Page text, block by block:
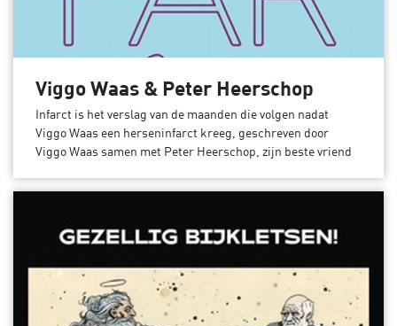
Viggo Waas & Peter Heerschop
Infarct is het verslag van de maanden die volgen nadat
Viggo Waas een herseninfarct kreeg, geschreven door
Viggo Waas samen met Peter Heerschop, zijn beste vriend